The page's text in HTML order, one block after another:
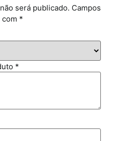
será publicado. Campos
*
*